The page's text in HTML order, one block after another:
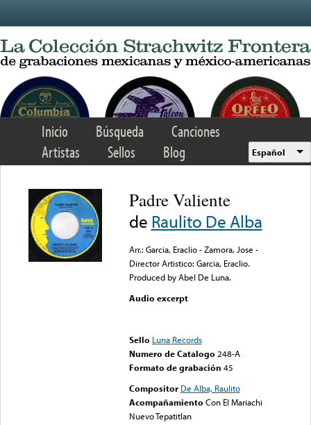
Inicio Búsqueda
Canciones
Artistas
Sellos Blog Español
Padre Valiente
de Raulito De Alba
Arr.: Garcia, Eraclio - Zamora, Jose -
Director Artistico: Garcia, Eraclio.
Produced by Abel De Luna.
Audio excerpt
Sello Luna Records
Numero de Catalogo 248-A
Formato de grabación 45
Compositor De Alba, Raulito
Acompañamiento Con El Mariachi
Nuevo Tepatitlan